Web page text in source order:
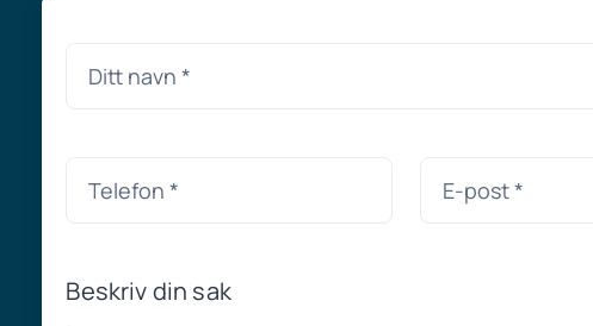
Beskriv din sak